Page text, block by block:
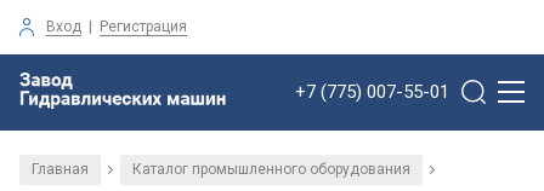
Вход | Регистрация
+7 (775) 007-55-01
Главная / Каталог промышленного оборудования /